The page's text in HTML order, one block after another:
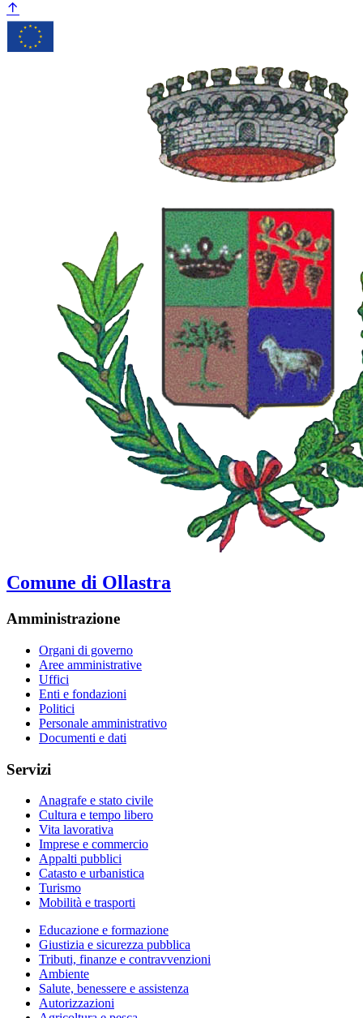
Comune di Ollastra
Amministrazione
Organi di governo
Aree amministrative
Uffici
Enti e fondazioni
Politici
Personale amministrativo
Documenti e dati
Servizi
Anagrafe e stato civile
Cultura e tempo libero
Vita lavorativa
Imprese e commercio
Appalti pubblici
Catasto e urbanistica
Turismo
Mobilità e trasporti
Educazione e formazione
Giustizia e sicurezza pubblica
Tributi, finanze e contravvenzioni
Ambiente
Salute, benessere e assistenza
Autorizzazioni